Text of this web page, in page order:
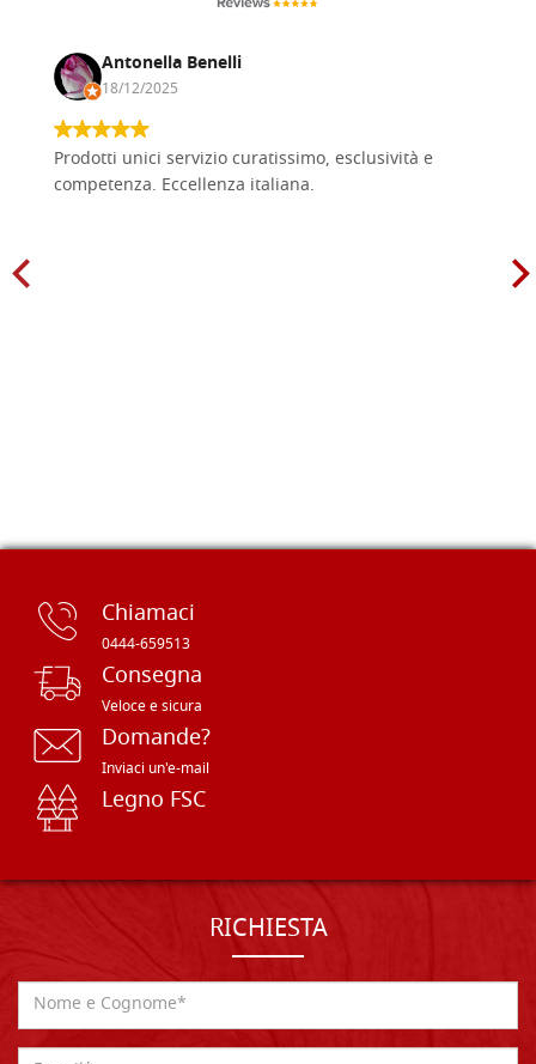
Antonella Benelli
18/12/2025
Prodotti unici servizio curatissimo, esclusività e
competenza. Eccellenza italiana.
Chiamaci
0444-659513
Consegna
Veloce e sicura
Domande?
Inviaci un'e-mail
Legno FSC
RICHIESTA